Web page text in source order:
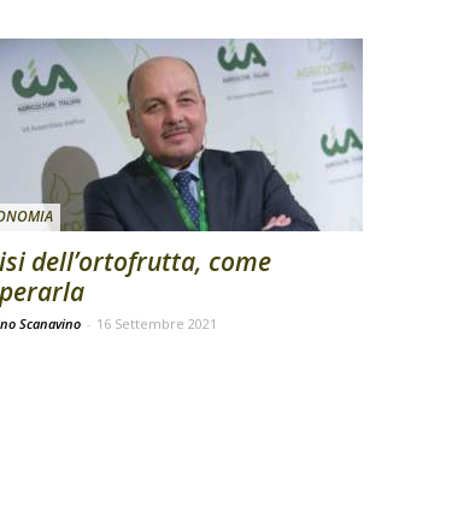
dell’ortofrutta, come
Scanavino - 16 Settembre 2021